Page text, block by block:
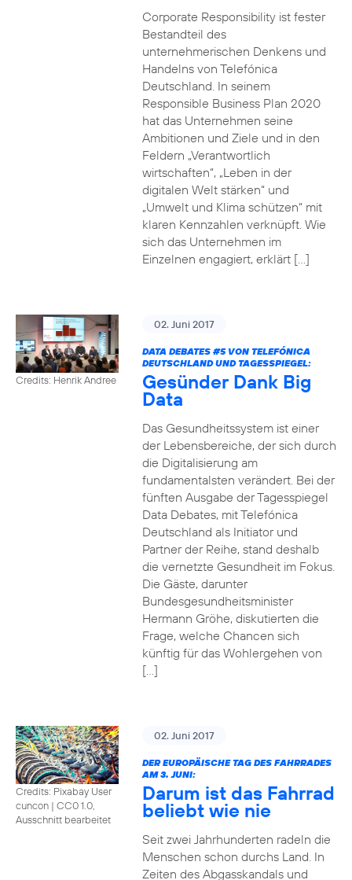
Corporate Responsibility ist fester
Bestandteil des
unternehmerischen Denkens und
Handelns von Telefónica
Deutschland. In seinem
Responsible Business Plan 2020
hat das Unternehmen seine
Ambitionen und Ziele und in den
Feldern „Verantwortlich
wirtschaften“, „Leben in der
digitalen Welt stärken“ und
„Umwelt und Klima schützen“ mit
klaren Kennzahlen verknüpft. Wie
sich das Unternehmen im
Einzelnen engagiert, erklärt […]
Credits: Henrik Andree
02. Juni 2017
DATA DEBATES #5VON TELEFÓNICA
DEUTSCHLAND UND TAGESSPIEGEL:
Gesünder Dank Big
Data
Das Gesundheitssystem ist einer
der Lebensbereiche, der sich durch
die Digitalisierung am
fundamentalsten verändert. Bei der
fünften Ausgabe der Tagesspiegel
Data Debates, mit Telefónica
Deutschland als Initiator und
Partner der Reihe, stand deshalb
die vernetzte Gesundheit im Fokus.
Die Gäste, darunter
Bundesgesundheitsminister
Hermann Gröhe, diskutierten die
Frage, welche Chancen sich
künftig für das Wohlergehen von
[…]
Credits: Pixabay User
cuncon | CC0 1.0,
Ausschnitt bearbeitet
02. Juni 2017
DER EUROPÄISCHE TAG DES FAHRRADES
AM 3. JUNI:
Darum ist das Fahrrad
beliebt wie nie
Seit zwei Jahrhunderten radeln die
Menschen schon durchs Land. In
Zeiten des Abgasskandals und